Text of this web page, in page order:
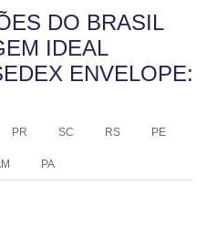
DO BRASIL
IDEAL
ENVELOPE:
PR SC RS PE
PA